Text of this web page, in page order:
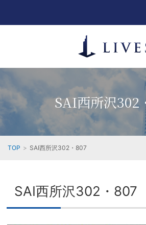
SAI西所沢302
TOP SAI西所沢302・807
SAI西所沢302・807